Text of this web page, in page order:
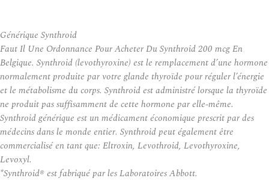
Générique Synthroid
Faut Il Une Ordonnance Pour Acheter Du Synthroid 200 mcg En
Belgique. Synthroid (levothyroxine) est le remplacement d’une hormone
normalement produite par votre glande thyroïde pour réguler l’énergie
et le métabolisme du corps. Synthroid est administré lorsque la thyroïde
ne produit pas suffisamment de cette hormone par elle-même.
Synthroid générique est un médicament économique prescrit par des
médecins dans le monde entier. Synthroid peut également être
commercialisé en tant que: Eltroxin, Levothroid, Levothyroxine,
Levoxyl.
*Synthroid® est fabriqué par les Laboratoires Abbott.